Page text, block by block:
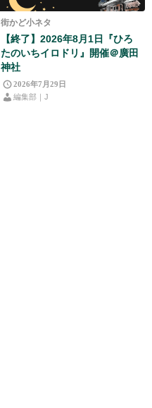
街かど小ネタ
【終了】2026年8月1日『ひろ
たのいちイロドリ』開催＠廣田
神社
2026年7月29日
編集部｜J